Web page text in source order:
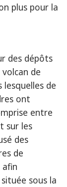
plus pour la
des dépôts
de
de
ont
entre
sur les
des
de
afin
sous la